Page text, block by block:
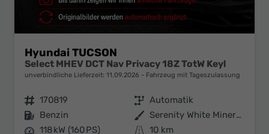
Hyundai TUCSON
Select MHEV DCT Nav Privacy 18Z TotW Keyl
unverbindliche Lieferzeit: 11.09.2026 Fahrzeug mit Tageszulassung
Fahrzeugnr. 170819 Getriebe Automatik
Kraftstoff Benzin Außenfarbe
Serenity White Mineraleffekt / D
Leistung 118 kW (160 PS) Kilometerstand 10 km